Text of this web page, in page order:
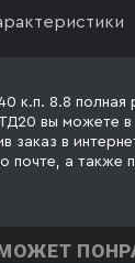
к.п. 8.8
вы можете в
заказ в
почте, а также